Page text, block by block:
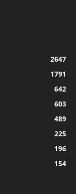
2647
1791
642
603
489
225
196
154